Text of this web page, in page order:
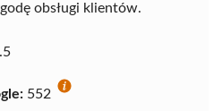
obsługi klientów.
552